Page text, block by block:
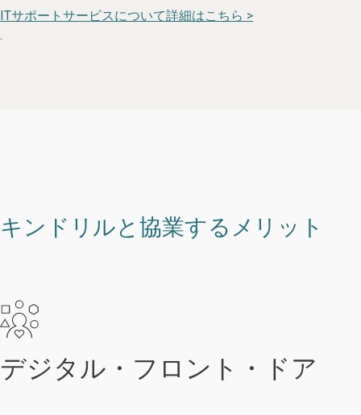
ITサポートサービスについて詳細はこちら >
.
キンドリルと協業するメリット
デジタル・フロント・ドア